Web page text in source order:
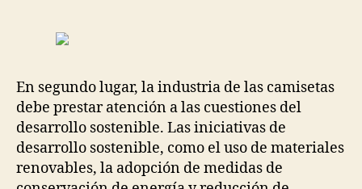
En segundo lugar, la industria de las camisetas
debe prestar atención a las cuestiones del
desarrollo sostenible. Las iniciativas de
desarrollo sostenible, como el uso de materiales
renovables, la adopción de medidas de